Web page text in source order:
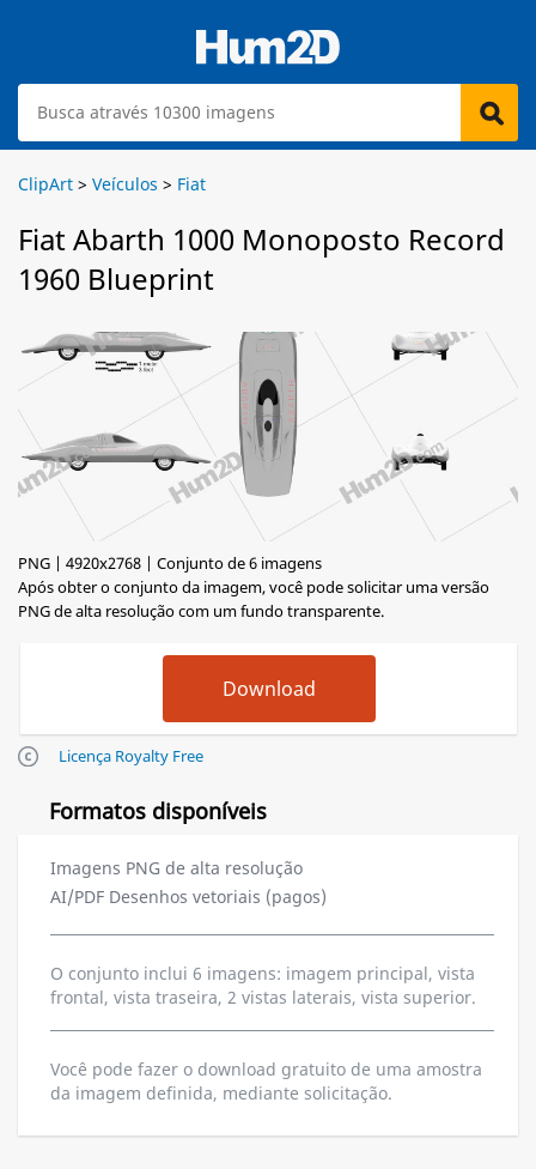
ClipArt > Veículos > Fiat
Fiat Abarth 1000 Monoposto Record
1960 Blueprint
PNG | 4920x2768 | Conjunto de 6 imagens
Após obter o conjunto da imagem, você pode solicitar uma versão
PNG de alta resolução com um fundo transparente.
Licença Royalty Free
Formatos disponíveis
Imagens PNG de alta resolução
AI/PDF Desenhos vetoriais (pagos)
O conjunto inclui 6 imagens: imagem principal, vista
frontal, vista traseira, 2 vistas laterais, vista superior.
Você pode fazer o download gratuito de uma amostra
da imagem definida, mediante solicitação.